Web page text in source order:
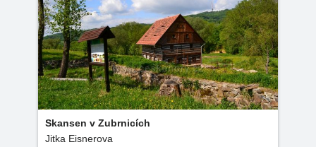
Skansen v Zubrnicích
Jitka Eisnerova